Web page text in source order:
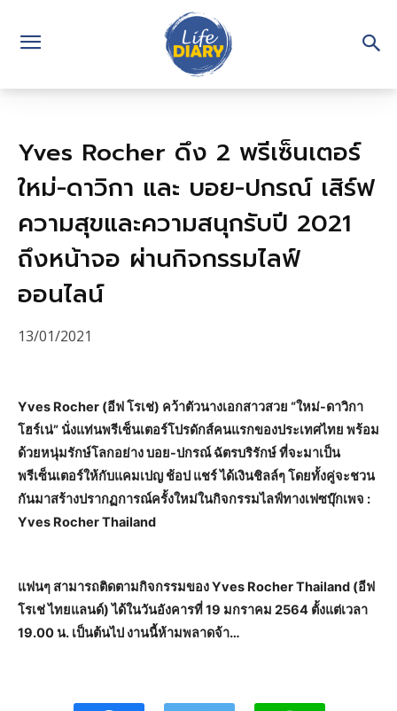
Yves Rocher ดึง 2 พรีเซ็นเตอร์
ใหม่-ดาวิกา และ บอย-ปกรณ์ เสิร์ฟ
ความสุขและความสนุกรับปี 2021
ถึงหน้าจอ ผ่านกิจกรรมไลฟ์
ออนไลน์
13/01/2021
Yves Rocher (อีฟ โรเช่) คว้าตัวนางเอกสาวสวย “ใหม่-ดาวิกา
โฮร์เน่” นั่งแท่นพรีเซ็นเตอร์โปรดักส์คนแรกของประเทศไทย พร้อม
ด้วยหนุ่มรักษ์โลกอย่าง บอย-ปกรณ์ ฉัตรบริรักษ์ ที่จะมาเป็น
พรีเซ็นเตอร์ให้กับแคมเปญ ช้อป แชร์ ได้เงินชิลล์ๆ โดยทั้งคู่จะชวน
กันมาสร้างปรากฏการณ์ครั้งใหม่ในกิจกรรมไลฟ์ทางเฟซบุ๊กเพจ :
Yves Rocher Thailand
แฟนๆ สามารถติดตามกิจกรรมของ Yves Rocher Thailand (อีฟ
โรเช่ ไทยแลนด์) ได้ในวันอังคารที่ 19 มกราคม 2564 ตั้งแต่เวลา
19.00 น. เป็นต้นไป งานนี้ห้ามพลาดจ้า…